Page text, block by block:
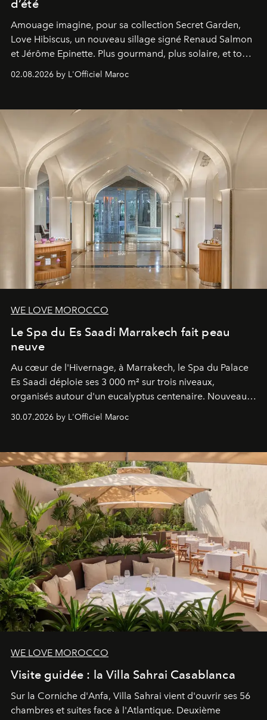
d’été
Amouage imagine, pour sa collection Secret Garden,
Love Hibiscus, un nouveau sillage signé Renaud Salmon
et Jérôme Epinette. Plus gourmand, plus solaire, et tout
02.08.2026 by L'Officiel Maroc
WE LOVE MOROCCO
Le Spa du Es Saadi Marrakech fait peau
neuve
Au cœur de l'Hivernage, à Marrakech, le Spa du Palace
Es Saadi déploie ses 3 000 m² sur trois niveaux,
organisés autour d'un eucalyptus centenaire. Nouveau
neuro-cosmétique, parcours thermal et studio dédié au
entièreté, entre science des émotions et rituels
reposants.
30.07.2026 by L'Officiel Maroc
WE LOVE MOROCCO
Visite guidée : la Villa Sahrai Casablanca
Sur la Corniche d'Anfa, Villa Sahrai vient d'ouvrir ses 56
chambres et suites face à l'Atlantique. Deuxième